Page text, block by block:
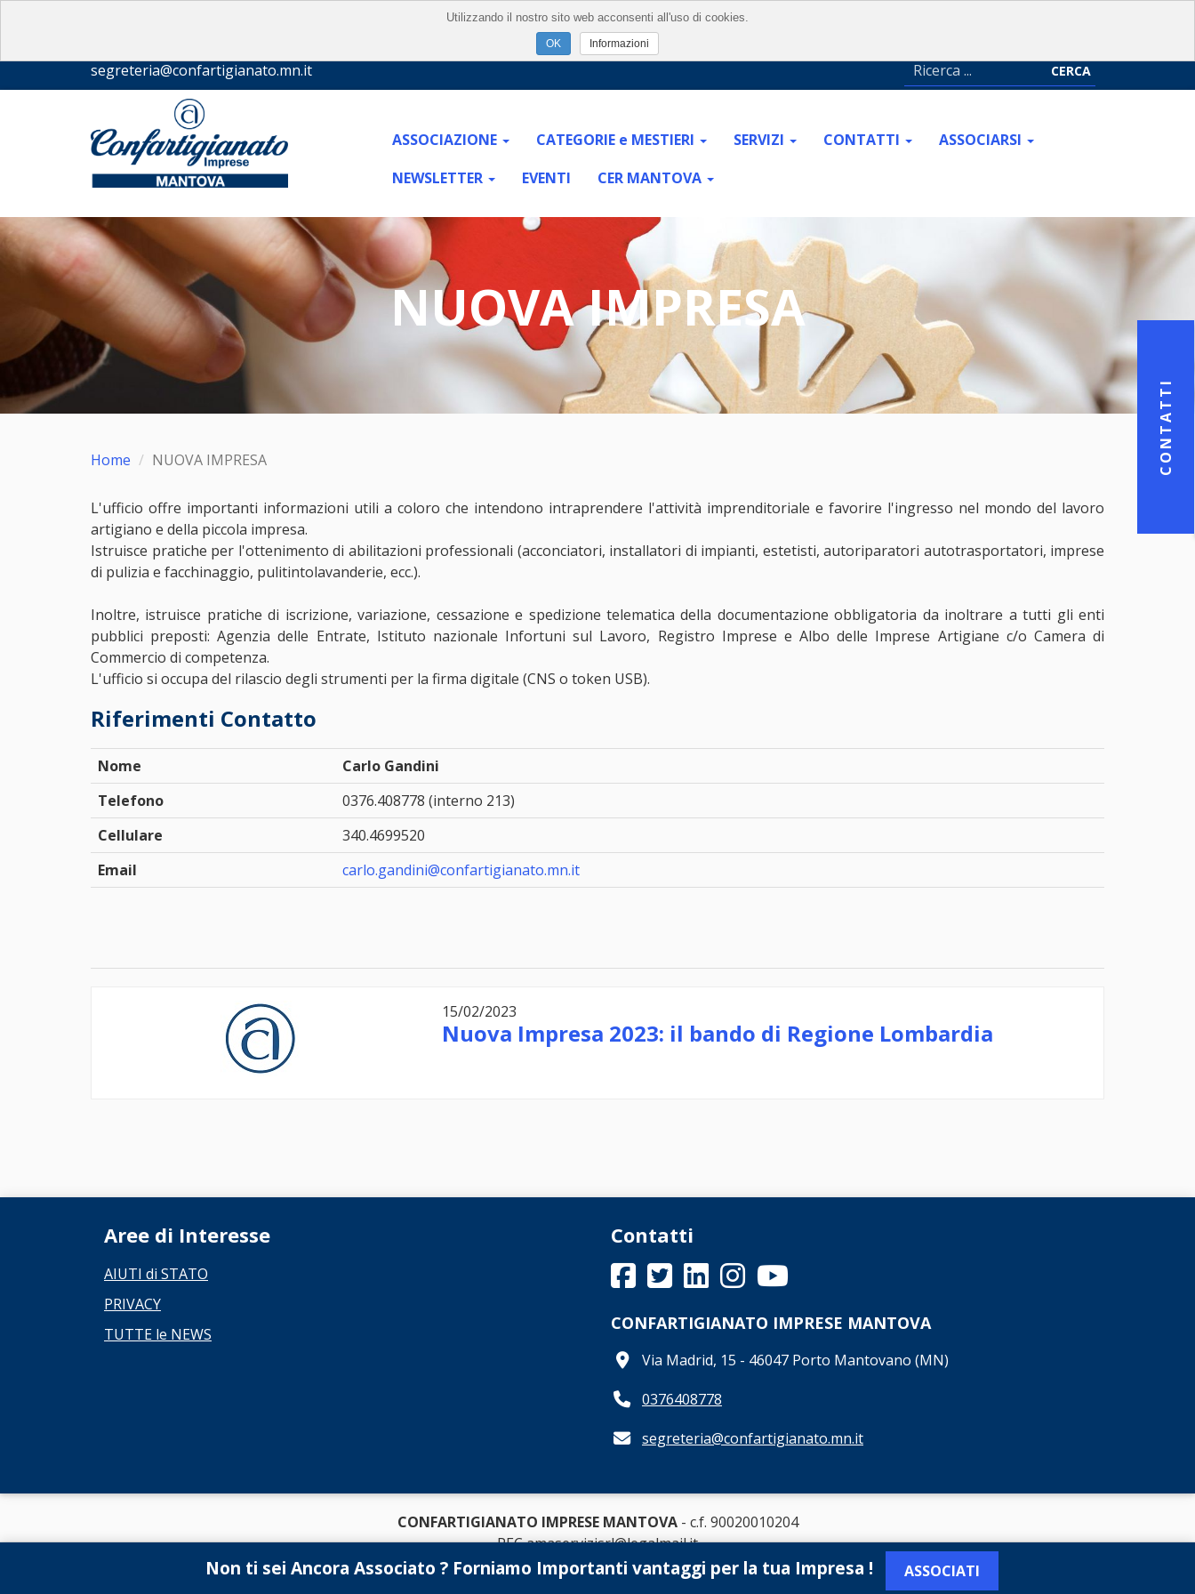
CONTATTI
segreteria@confartigianato.mn.it CERCA
ASSOCIAZIONE CATEGORIE e MESTIERI SERVIZI CONTATTI
ASSOCIARSI
NEWSLETTER
EVENTI CER MANTOVA
NUOVA IMPRESA
Home NUOVA IMPRESA
L'ufficio offre importanti informazioni utili a coloro che intendono intraprendere l'attività imprenditoriale e favorire l'ingresso nel mondo del lavoro
artigiano e della piccola impresa.
Istruisce pratiche per l'ottenimento di abilitazioni professionali (acconciatori, installatori di impianti, estetisti, autoriparatori autotrasportatori, imprese
di pulizia e facchinaggio, pulitintolavanderie, ecc.).
Inoltre, istruisce pratiche di iscrizione, variazione, cessazione e spedizione telematica della documentazione obbligatoria da inoltrare a tutti gli enti
pubblici preposti: Agenzia delle Entrate, Istituto nazionale Infortuni sul Lavoro, Registro Imprese e Albo delle Imprese Artigiane c/o Camera di
Commercio di competenza.
L'ufficio si occupa del rilascio degli strumenti per la firma digitale (CNS o token USB).
Riferimenti Contatto
Nome
Carlo Gandini
Telefono
0376.408778 (interno 213)
Cellulare
340.4699520
Email
carlo.gandini@confartigianato.mn.it
15/02/2023
Nuova Impresa 2023: il bando di Regione Lombardia
Aree di Interesse
AIUTI di STATO
PRIVACY
TUTTE le NEWS
Contatti
CONFARTIGIANATO IMPRESE MANTOVA
Via Madrid, 15 - 46047 Porto Mantovano (MN)
0376408778
segreteria@confartigianato.mn.it
CONFARTIGIANATO IMPRESE MANTOVA- c.f. 90020010204
PEC amaservizisrl@legalmail.it
Created bySistemi Applicati Sas
Non ti sei Ancora Associato ? Forniamo Importanti vantaggi per la tua Impresa ! ASSOCIATI
Utilizzando il nostro sito web acconsenti all'uso di cookies.
Informazioni